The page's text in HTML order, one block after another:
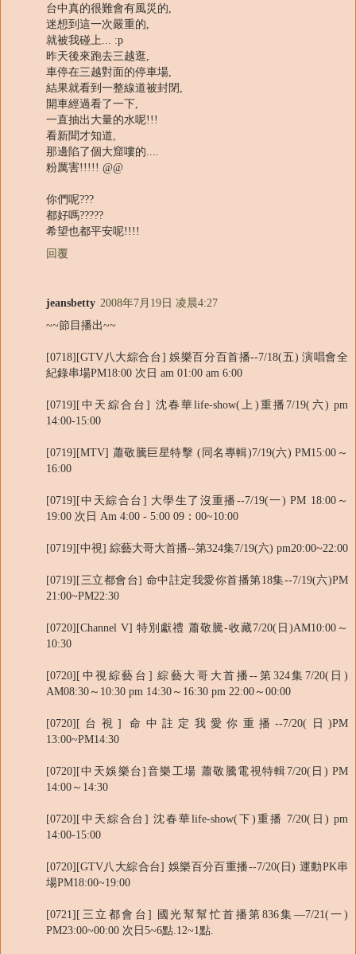
台中真的很難會有風災的,
迷想到這一次嚴重的,
就被我碰上... :p
昨天後來跑去三越逛,
車停在三越對面的停車場,
結果就看到一整線道被封閉,
開車經過看了一下,
一直抽出大量的水呢!!!
看新聞才知道,
那邊陷了個大窟嘍的....
粉厲害!!!!! @@
你們呢???
都好嗎?????
希望也都平安呢!!!!
回覆
jeansbetty 2008年7月19日 凌晨4:27
~~節目播出~~
[0718][GTV八大綜合台] 娛樂百分百首播--7/18(五) 演唱會全
紀錄串場PM18:00 次日 am 01:00 am 6:00
[0719][中天綜合台] 沈春華life-show(上)重播7/19(六) pm
14:00-15:00
[0719][MTV] 蕭敬騰巨星特擊 (同名專輯)7/19(六) PM15:00～
16:00
[0719][中天綜合台] 大學生了沒重播--7/19(一) PM 18:00～
19:00 次日 Am 4:00 - 5:00 09：00~10:00
[0719][中視] 綜藝大哥大首播--第324集7/19(六) pm20:00~22:00
[0719][三立都會台] 命中註定我愛你首播第18集--7/19(六)PM
21:00~PM22:30
[0720][Channel V] 特別獻禮 蕭敬騰-收藏7/20(日)AM10:00～
10:30
[0720][中視綜藝台] 綜藝大哥大首播--第324集7/20(日)
AM08:30～10:30 pm 14:30～16:30 pm 22:00～00:00
[0720][台視] 命中註定我愛你重播--7/20(日)PM
13:00~PM14:30
[0720][中天娛樂台]音樂工場 蕭敬騰電視特輯7/20(日) PM
14:00～14:30
[0720][中天綜合台] 沈春華life-show(下)重播 7/20(日) pm
14:00-15:00
[0720][GTV八大綜合台] 娛樂百分百重播--7/20(日) 運動PK串
場PM18:00~19:00
[0721][三立都會台] 國光幫幫忙首播第836集—7/21(一)
PM23:00~00:00 次日5~6點.12~1點.